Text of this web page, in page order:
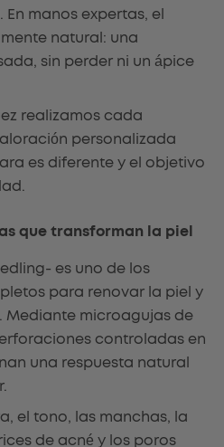
manos expertas, el
natural: una
sin perder ni un ápice
realizamos cada
personalizada
es diferente y el objetivo
que transforman la piel
es uno de los
para renovar la piel y
Mediante microagujas de
controladas en
una respuesta natural
el tono, las manchas, la
de acné y los poros